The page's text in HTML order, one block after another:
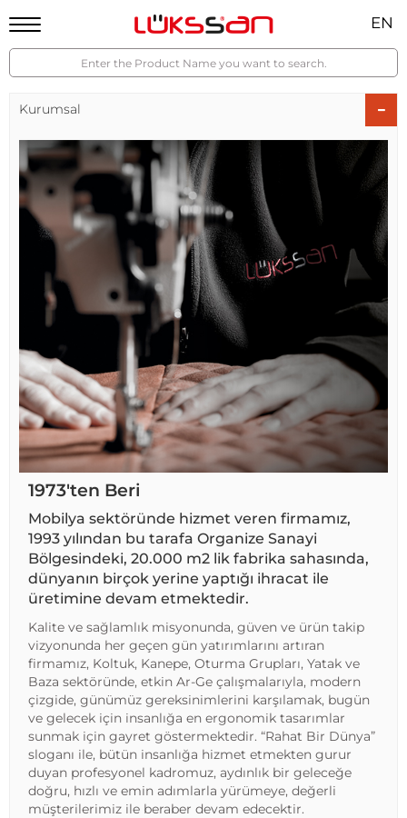
EN
Kurumsal
1973'ten Beri
Mobilya sektöründe hizmet veren firmamız,
1993 yılından bu tarafa Organize Sanayi
Bölgesindeki, 20.000 m2 lik fabrika sahasında,
dünyanın birçok yerine yaptığı ihracat ile
üretimine devam etmektedir.
Kalite ve sağlamlık misyonunda, güven ve ürün takip
vizyonunda her geçen gün yatırımlarını artıran
firmamız, Koltuk, Kanepe, Oturma Grupları, Yatak ve
Baza sektöründe, etkin Ar-Ge çalışmalarıyla, modern
çizgide, günümüz gereksinimlerini karşılamak, bugün
ve gelecek için insanlığa en ergonomik tasarımlar
sunmak için gayret göstermektedir. “Rahat Bir Dünya”
sloganı ile, bütün insanlığa hizmet etmekten gurur
duyan profesyonel kadromuz, aydınlık bir geleceğe
doğru, hızlı ve emin adımlarla yürümeye, değerli
müşterilerimiz ile beraber devam edecektir.